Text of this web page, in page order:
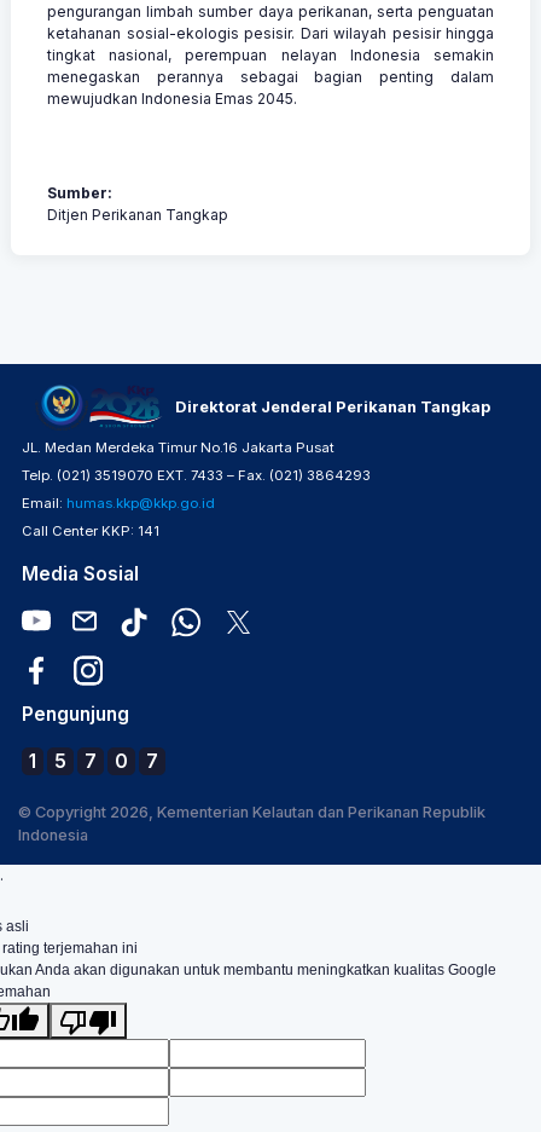
pengurangan limbah sumber daya perikanan, serta penguatan
ketahanan sosial-ekologis pesisir. Dari wilayah pesisir hingga
tingkat nasional, perempuan nelayan Indonesia semakin
menegaskan perannya sebagai bagian penting dalam
mewujudkan Indonesia Emas 2045.
Sumber:
Ditjen Perikanan Tangkap
Direktorat Jenderal Perikanan Tangkap
JL. Medan Merdeka Timur No.16 Jakarta Pusat
Telp. (021) 3519070 EXT. 7433 – Fax. (021) 3864293
Email: humas.kkp@kkp.go.id
Call Center KKP: 141
Media Sosial
Pengunjung
1 5 7 0 7
© Copyright 2026, Kementerian Kelautan dan Perikanan Republik
Indonesia
.
asli
terjemahan ini
Anda akan digunakan untuk membantu meningkatkan kualitas Google